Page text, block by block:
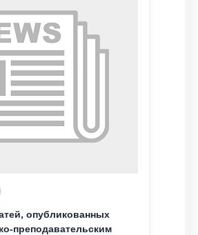
опубликованных
преподавательским